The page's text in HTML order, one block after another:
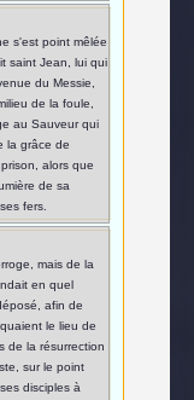
s'est point mêlée
saint Jean, lui qui
du Messie,
de la foule,
au Sauveur qui
la grâce de
alors que
de sa
fers.
mais de la
en quel
afin de
le lieu de
de la résurrection
sur le point
disciples à